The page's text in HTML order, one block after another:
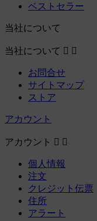
ベストセラー
当社について
当社について  
お問合せ
サイトマップ
ストア
アカウント
アカウント  
個人情報
注文
クレジット伝票
住所
アラート